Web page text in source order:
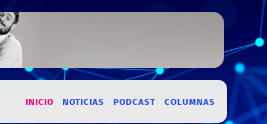
INICIO NOTICIAS PODCAST COLUMNAS